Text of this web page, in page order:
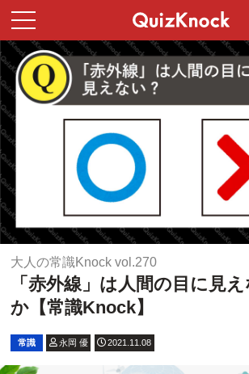
大人の常識Knock vol.270
「赤外線」は人間の目に見
か【常識Knock】
常識 永岡 優 2021.11.08